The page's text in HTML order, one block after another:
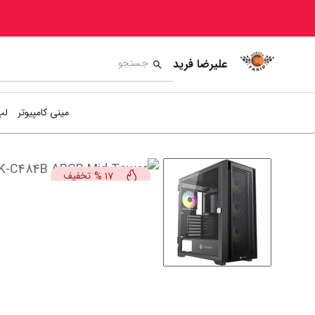
علیرضا فرید
مینی کامپیوتر
17
% تخفیف